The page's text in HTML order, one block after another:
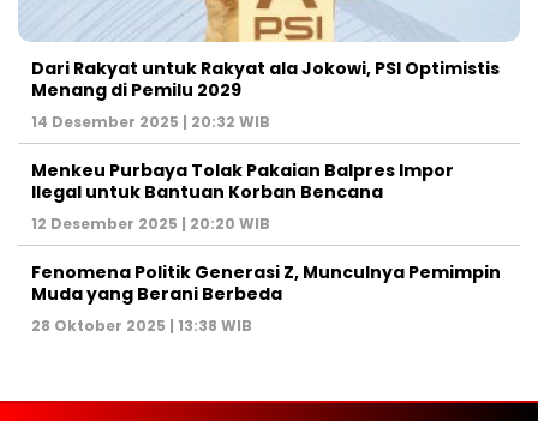
Dari Rakyat untuk Rakyat ala Jokowi, PSI Optimistis
Menang di Pemilu 2029
14 Desember 2025 | 20:32 WIB
Menkeu Purbaya Tolak Pakaian Balpres Impor
Ilegal untuk Bantuan Korban Bencana
12 Desember 2025 | 20:20 WIB
Fenomena Politik Generasi Z, Munculnya Pemimpin
Muda yang Berani Berbeda
28 Oktober 2025 | 13:38 WIB